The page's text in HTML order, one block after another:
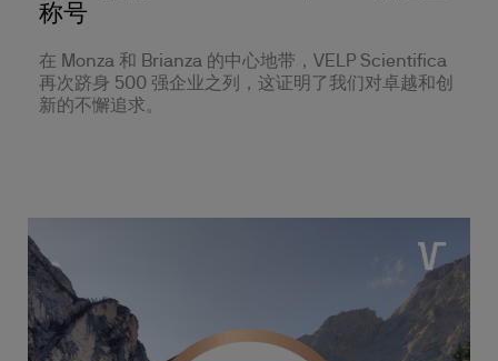
称号
在 Monza 和 Brianza 的中心地带，VELP Scientifica
再次跻身 500 强企业之列，这证明了我们对卓越和创
新的不懈追求。